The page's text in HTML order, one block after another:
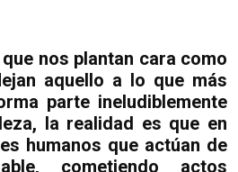
nos plantan cara como
aquello a lo que más
parte ineludiblemente
la realidad es que en
humanos que actúan de
cometiendo actos